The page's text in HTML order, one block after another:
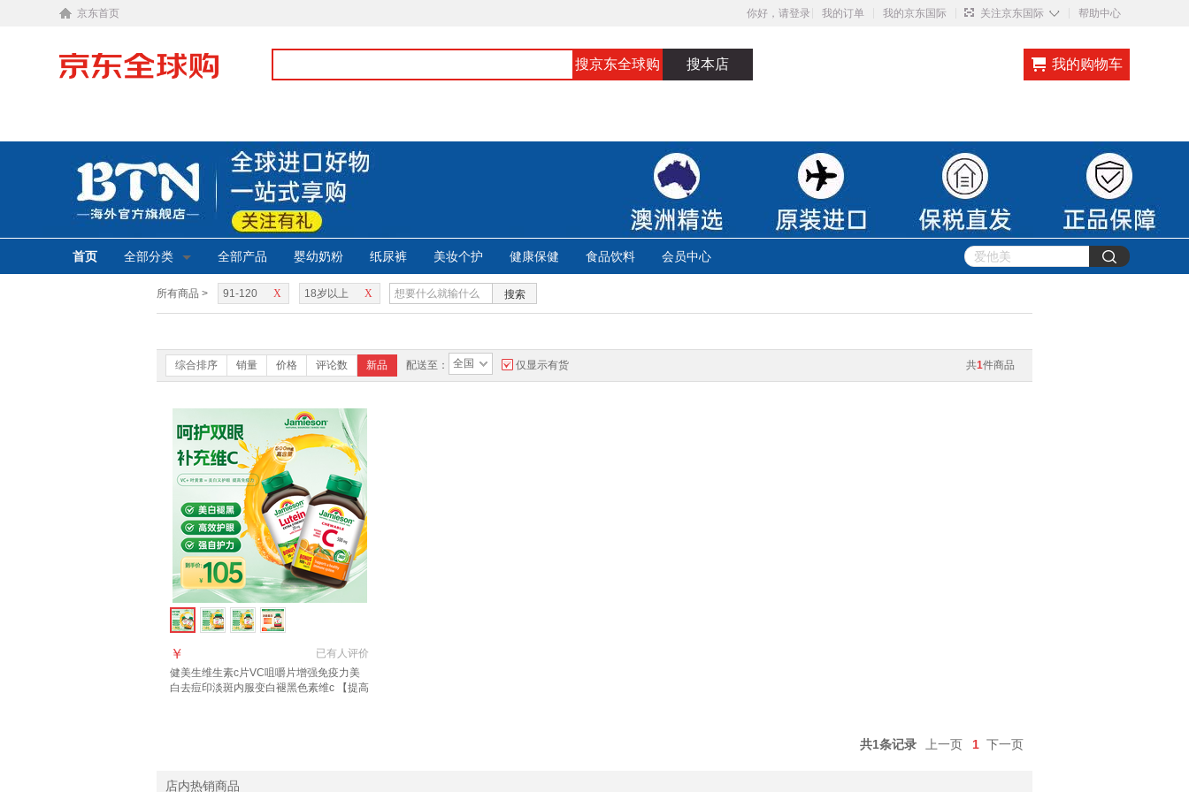
京东首页 你好，请登录 我的订单 我的京东国际 关注京东国际 ◇ 帮助中心
搜京东全球购 搜本店 我的购物车
首页 全部分类 全部产品 婴幼奶粉 纸尿裤 美妆个护 健康保健 食品饮料 会员中心
所有商品 > X
91-120 X
18岁以上 搜索
共1件商品
综合排序 销量 价格 评论数 新品 配送至： 全国 仅显示有货
已有人评价
￥
健美生维生素c片VC咀嚼片增强免疫力美
白去痘印淡斑内服变白褪黑色素维c 【提高
共1条记录 上一页 1 下一页
店内热销商品